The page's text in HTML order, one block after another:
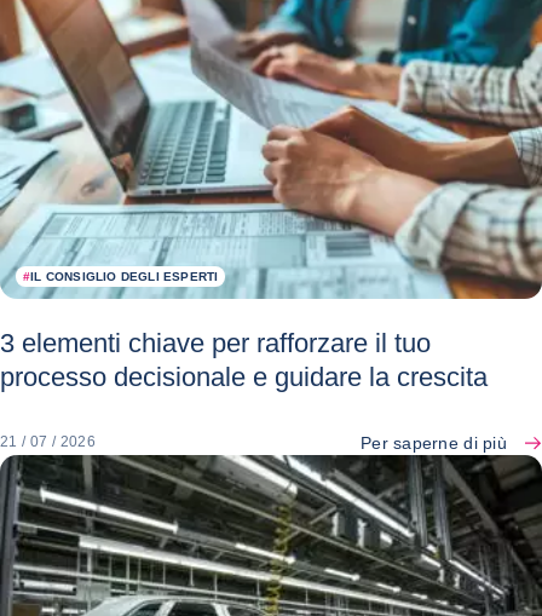
#IL CONSIGLIO DEGLI ESPERTI
3 elementi chiave per rafforzare il tuo
processo decisionale e guidare la crescita
21 / 07 / 2026 Per saperne di più